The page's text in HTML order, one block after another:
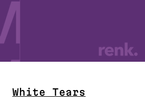
White Tears